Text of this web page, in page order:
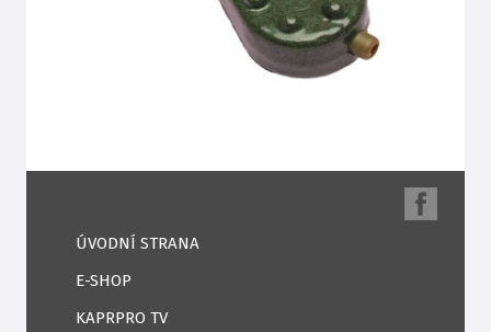
ÚVODNÍ STRANA
E-SHOP
KAPRPRO TV